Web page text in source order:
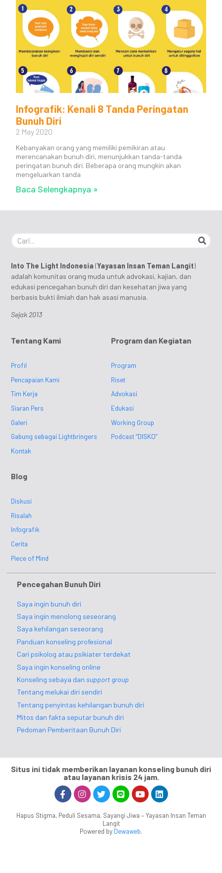
Infografik: Kenali 8 Tanda Peringatan
Bunuh Diri
2 May 2020
Kebanyakan orang yang memiliki pemikiran atau
merencanakan bunuh diri, menunjukkan tanda-tanda
peringatan bunuh diri. Beberapa orang mungkin akan
mengeluarkan tanda
Baca Selengkapnya »
Into The Light Indonesia (Yayasan Insan Teman Langit)
adalah komunitas orang muda untuk advokasi, kajian, dan
edukasi pencegahan bunuh diri dan kesehatan jiwa yang
berbasis bukti ilmiah dan hak asasi manusia.
Sejak 2013
Tentang Kami
Profil
Pencapaian Kami
Tim Kerja
Siaran Pers
Galeri
Gabung sebagai Lightbringers
Kontak
Program dan Kegiatan
Program
Riset
Advokasi
Edukasi
Working Group
Podcast “DISKO”
Blog
Diskusi
Risalah
Infografik
Cerita
Piece of Mind
Pencegahan Bunuh Diri
Saya ingin bunuh diri
Saya ingin menolong seseorang
Saya kehilangan seseorang
Panduan konseling profesional
Cari psikolog atau psikiater terdekat
Saya ingin konseling online
Konseling sebaya dansupport group
Tentang melukai diri sendiri
Tentang penyintas kehilangan bunuh diri
Mitos dan fakta seputar bunuh diri
Pedoman Pemberitaan Bunuh Diri
Situs ini tidak memberikan layanan konseling bunuh diri
atau layanan krisis 24 jam.
Hapus Stigma, Peduli Sesama, Sayangi Jiwa – Yayasan Insan Teman
Langit
Powered by Dewaweb.